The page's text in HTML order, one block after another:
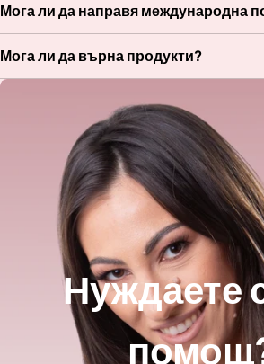
Нуждаете
Мога ли да направя международна
Мога ли да върна продукти?